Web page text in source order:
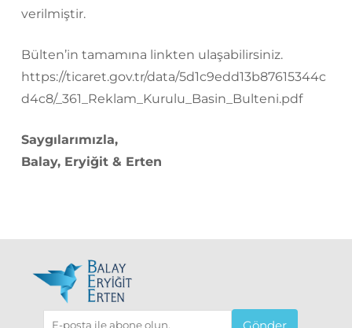
verilmiştir.
Bülten’in tamamına linkten ulaşabilirsiniz.
https://ticaret.gov.tr/data/5d1c9edd13b87615344c
d4c8/_361_Reklam_Kurulu_Basin_Bulteni.pdf
Saygılarımızla,
Balay, Eryiğit & Erten
Gönder